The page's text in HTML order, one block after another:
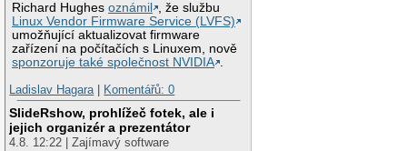
Richard Hughesoznámil
, že službu
Linux Vendor Firmware Service (LVFS)
umožňující aktualizovat firmware
zařízení na počítačích s Linuxem, nově
sponzoruje také společnost NVIDIA .
Ladislav Hagara | Komentářů: 0
SlideRshow, prohlížeč fotek, ale i
jejich organizér a prezentátor
4.8. 12:22 | Zajímavý software